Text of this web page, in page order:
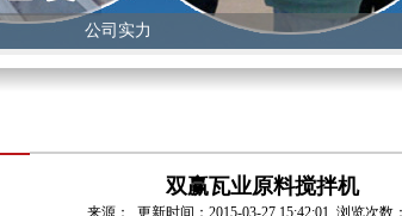
公司实力
双赢瓦业原料搅拌机
来源： 更新时间：2015-03-27 15:42:01 浏览次数：